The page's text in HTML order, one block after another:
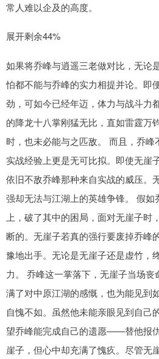
常人难以企及的高度。
展开剩余44%
如果将乔峰与逍遥三老做对比，无论
怕都不能与乔峰的实力相提并论。即
劲，可如今已经年迈，体力与战斗力
的降龙十八掌刚猛无比，直如雷霆万
时，也未必能与之匹敌。 而且，乔
实战经验上更是无可比拟。即使无崖
依旧不敌乔峰那种来自实战的威压。
强却无法与江湖上的英雄争锋。 假如
上，破了其中的困局，面对无崖子时
断的。无崖子若真的强行要废掉乔峰
豫地出手。无论是无崖子还是虚竹，
力。 乔峰这一掌落下，无崖子当场
满了对中原江湖的感慨，也为能见到
自愧不如。虽然他未能亲眼见到自己
望乔峰能完成自己的遗愿——替他报
崖子，但心中却充满了愧疚。尽管无